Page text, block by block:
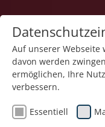
05.08.2025
Auf unserer Webseite
davon werden
ermöglichen, Ihre
verbessern.
Essentiell